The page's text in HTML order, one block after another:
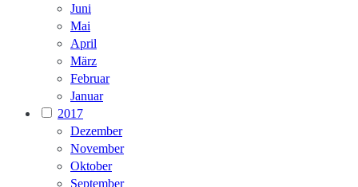
Juni
Mai
April
März
Februar
Januar
2017
Dezember
November
Oktober
September